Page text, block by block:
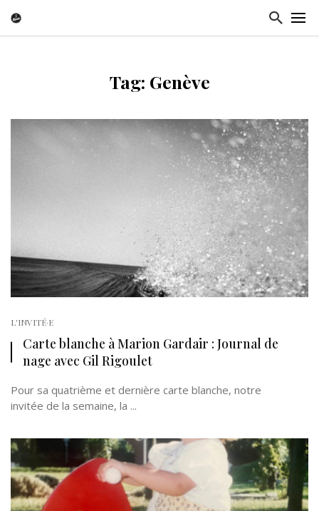
Tag: Genève
L'INVITÉ·E
Carte blanche à Marion Gardair : Journal de
nage avec Gil Rigoulet
Pour sa quatrième et dernière carte blanche, notre
invitée de la semaine, la ...